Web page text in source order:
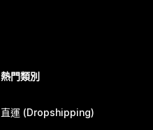
熱門類別
直運 (Dropshipping)